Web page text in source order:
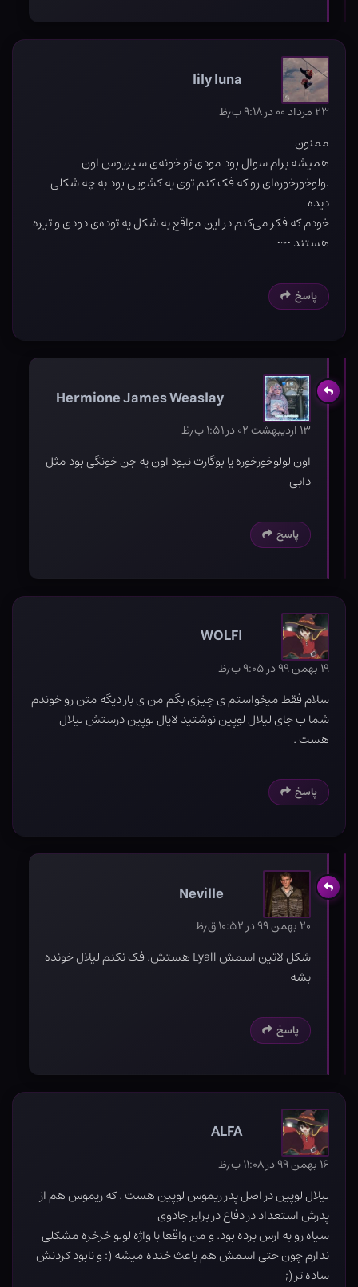
lily luna
۲۳ مرداد ۰۰ در ۹:۱۸ ب٫ظ
ممنون
همیشه برام سوال بود مودی تو خونه‌ی سیریوس اون
لولوخورخوره‌ای رو که فک کنم توی یه کشویی بود به چه شکلی
دیده
خودم که فکر می‌کنم در این مواقع به شکل یه توده‌ی دودی و تیره
هستند •~•
پاسخ
Hermione James Weaslay
۱۳ اردیبهشت ۰۲ در ۱:۵۱ ب٫ظ
اون لولوخورخوره یا بوگارت نبود اون یه جن خونگی بود مثل
دابی
پاسخ
WOLFI
۱۹ بهمن ۹۹ در ۹:۰۵ ب٫ظ
سلام فقط میخواستم ی چیزی بگم من ی بار دیگه متن رو خوندم
شما ب جای لیلال لوپین نوشتید لایال لوپین درستش لیلال
هست .
پاسخ
Neville
۲۰ بهمن ۹۹ در ۱۰:۵۲ ق٫ظ
شکل لاتین اسمش Lyall هستش. فک نکنم لیلال خونده
بشه
پاسخ
ALFA
۱۶ بهمن ۹۹ در ۱۱:۰۸ ب٫ظ
لیلال لوپین در اصل پدر ریموس لوپین هست . که ریموس هم از
پدرش استعداد در دفاع در برابر جادوی
سیاه رو به ارس برده بود. و من واقعا با واژه لولو خرخره مشکلی
ندارم چون حتی اسمش هم باعث خنده میشه (: و نابود کردنش
ساده تر (;